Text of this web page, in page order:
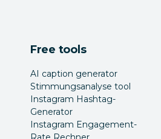
Free tools
AI caption generator
Stimmungsanalyse tool
Instagram Hashtag-
Generator
Instagram Engagement-